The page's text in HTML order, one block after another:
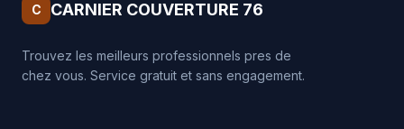
C CARNIER COUVERTURE 76
Trouvez les meilleurs professionnels pres de
chez vous. Service gratuit et sans engagement.